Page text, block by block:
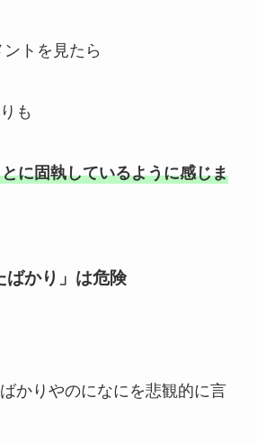
トを見たら
も
に固執しているように感じま
かり」は危険
かりやのになにを悲観的に言